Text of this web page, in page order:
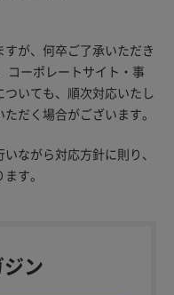
が、何卒ご了承いただき
コーポレートサイト・事
いても、順次対応いたし
だく場合がございます。
ながら対応方針に則り、
す。
ン